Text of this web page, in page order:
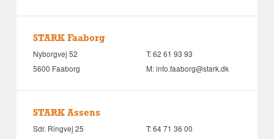
STARK Faaborg
Nyborgvej 52
5600 Faaborg
T:62 61 93 93
M:info.faaborg@stark.dk
STARK Assens
Sdr. Ringvej 25
T:64 71 36 00